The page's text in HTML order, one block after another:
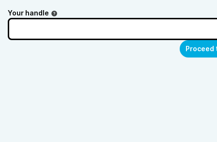
Your handle